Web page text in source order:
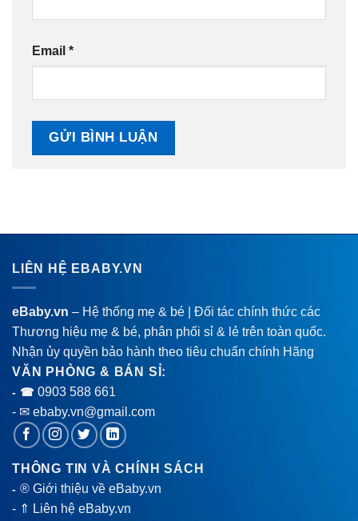
Email *
LIÊN HỆ EBABY.VN
eBaby.vn – Hệ thống mẹ & bé | Đối tác chính thức các
Thương hiệu mẹ & bé, phân phối sỉ & lẻ trên toàn quốc.
Nhận ủy quyền bảo hành theo tiêu chuẩn chính Hãng
VĂN PHÒNG & BÁN SỈ:
- ☎ 0903 588 661
- ✉ ebaby.vn@gmail.com
THÔNG TIN VÀ CHÍNH SÁCH
-® Giới thiệu về eBaby.vn
- ⇑ Liên hệ eBaby.vn